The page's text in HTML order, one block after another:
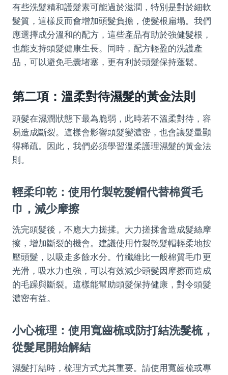
有些洗髮精和護髮素可能過於滋潤，特別是對於細軟
髮質，這樣反而會增加頭髮負擔，使髮根扁塌。我們
應選擇成分溫和的配方，這些產品有助於強健髮根，
也能支持頭髮健康生長。同時，配方輕盈的洗護產
品，可以避免毛囊堵塞，更有利於頭髮保持蓬鬆。
第二項：溫柔對待濕髮的黃金法則
頭髮在濕潤狀態下最為脆弱，此時若不溫柔對待，容
易造成斷裂。這樣會影響頭髮變濃密，也會讓髮量顯
得稀疏。因此，我們必須學習溫柔護理濕髮的黃金法
則。
輕柔印乾：使用竹製乾髮帽代替棉質毛
巾，減少摩擦
洗完頭髮後，不應大力搓揉。大力搓揉會造成髮絲摩
擦，增加斷裂的機會。建議使用竹製乾髮帽輕柔地按
壓頭髮，以吸走多餘水分。竹纖維比一般棉質毛巾更
光滑，吸水力也強，可以有效減少頭髮因摩擦而造成
的毛躁與斷裂。這樣能幫助頭髮保持健康，對令頭髮
濃密有益。
小心梳理：使用寬齒梳或防打結洗髮梳，
從髮尾開始解結
濕髮打結時，梳理方式尤其重要。請使用寬齒梳或專